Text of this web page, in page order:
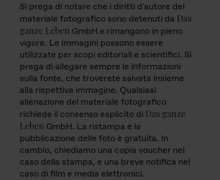
Si prega di notare che i diritti d'autore del
materiale fotografico sono detenuti da Das
ganze Leben GmbH e rimangono in pieno
vigore. Le immagini possono essere
utilizzate per scopi editoriali e scientifici. Si
prega di allegare sempre le informazioni
sulla fonte, che troverete salvata insieme
alla rispettiva immagine. Qualsiasi
alienazione del materiale fotografico
richiede il consenso esplicito di Das ganze
Leben GmbH. La ristampa e la
pubblicazione delle foto è gratuita. In
cambio, chiediamo una copia voucher nel
caso della stampa, e una breve notifica nel
caso di film e media elettronici.